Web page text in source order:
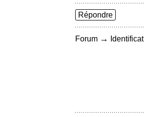
Répondre
Forum →